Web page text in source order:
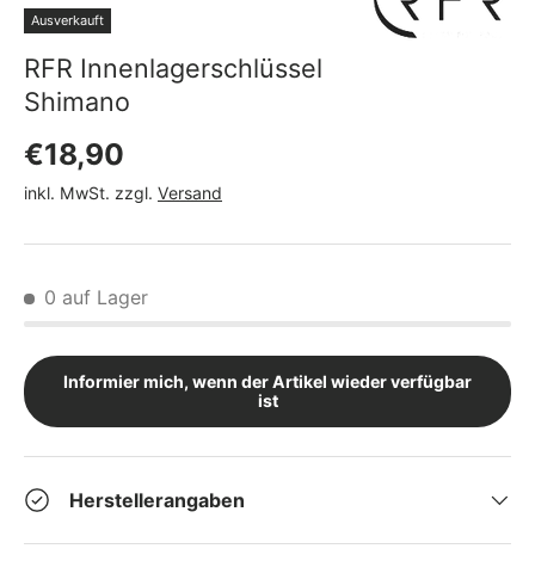
Ausverkauft
RFR Innenlagerschlüssel
Shimano
Normaler Preis
€18,90
inkl. MwSt. zzgl. Versand
0 auf Lager
Informier mich, wenn der Artikel wieder verfügbar
ist
Herstellerangaben